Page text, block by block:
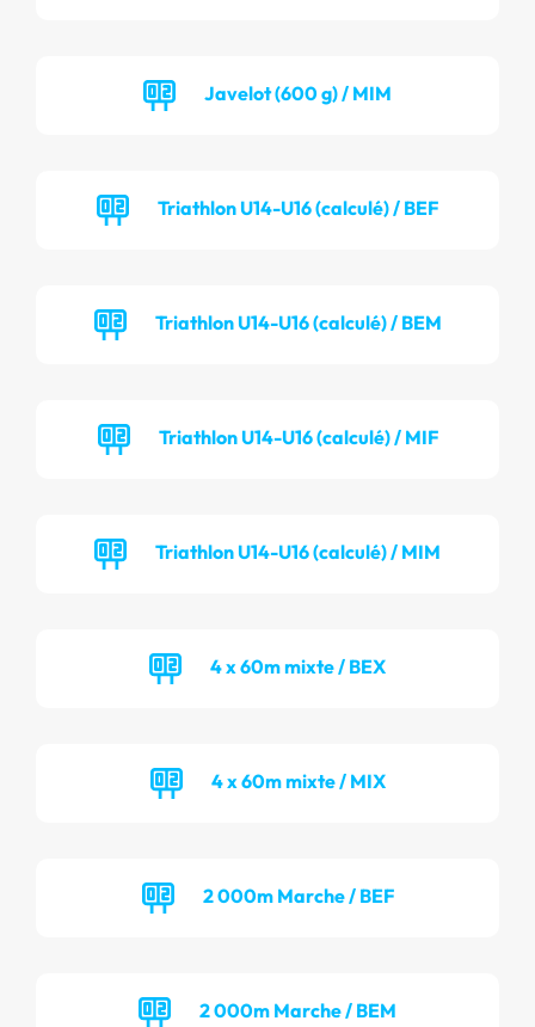
Javelot (600 g) / MIM
Triathlon U14-U16 (calculé) / BEF
Triathlon U14-U16 (calculé) / BEM
Triathlon U14-U16 (calculé) / MIF
Triathlon U14-U16 (calculé) / MIM
4 x 60m mixte / BEX
4 x 60m mixte / MIX
2 000m Marche / BEF
2 000m Marche / BEM